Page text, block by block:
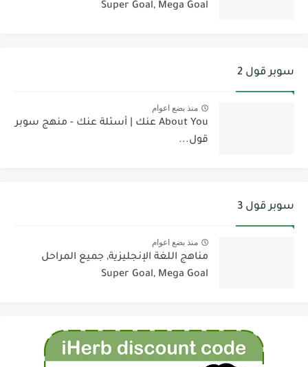
Super Goal, Mega Goal
سوبر قول 2
منذ بضع اعوام
About You عنك | أسئلة عنك - منهج سوبر
قول...
سوبر قول 3
منذ بضع اعوام
مناهج اللغة الإنجليزية, جميع المراحل
Super Goal, Mega Goal